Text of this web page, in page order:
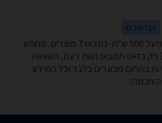
ויברטורים
הלבשה תחתונה סקסית ‏מעל 500 ‏ש"ח -נמצאו 7 מוצרים. מחפש
בזאפ תמצאו חוות דעת, השוואת
בתחום מבוגרים בלבד וכל המידע
חכמה!